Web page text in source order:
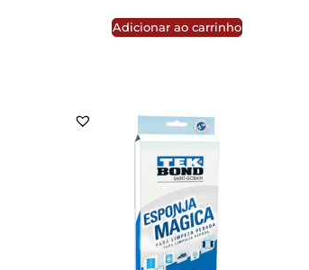
Adicionar ao carrinho